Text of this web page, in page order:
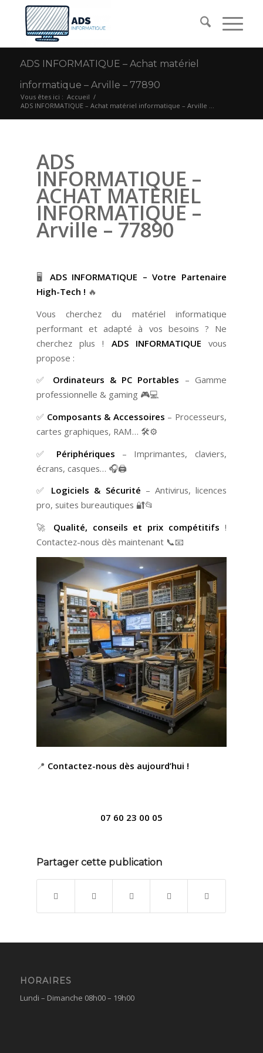
ADS INFORMATIQUE – Achat matériel
informatique – Arville – 77890
Vous êtes ici : Accueil /
ADS INFORMATIQUE – Achat matériel informatique – Arville ...
ADS
INFORMATIQUE –
ACHAT MATERIEL
INFORMATIQUE –
Arville – 77890
🖥️ADS INFORMATIQUE – Votre Partenaire
High-Tech ! 🔥
Vous cherchez du matériel informatique
performant et adapté à vos besoins ? Ne
cherchez plus ! ADS INFORMATIQUE vous
propose :
✅ Ordinateurs & PC Portables – Gamme
professionnelle & gaming 🎮💻
✅ Composants & Accessoires – Processeurs,
cartes graphiques, RAM… 🛠️⚙️
✅ Périphériques – Imprimantes, claviers,
écrans, casques… 🎧🖨️
✅ Logiciels & Sécurité – Antivirus, licences
pro, suites bureautiques 🔐📂
🚀 Qualité, conseils et prix compétitifs !
Contactez-nous dès maintenant 📞📧
📍 Contactez-nous dès aujourd’hui !
07 60 23 00 05
Partager cette publication
HORAIRES
Lundi – Dimanche 08h00 – 19h00